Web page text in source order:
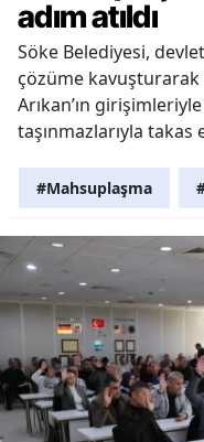
adım atıldı
Söke Belediyesi,
çözüme
Arıkan’ın
taşınmazlarıyla takas
#Mahsuplaşma